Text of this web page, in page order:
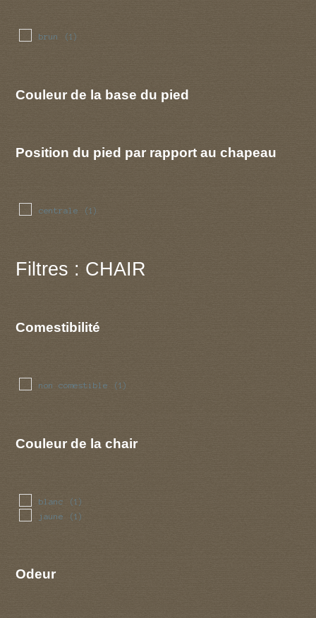
brun (1)
Couleur de la base du pied
Position du pied par rapport au chapeau
centrale (1)
Filtres : CHAIR
Comestibilité
non comestible (1)
Couleur de la chair
blanc (1)
jaune (1)
Odeur